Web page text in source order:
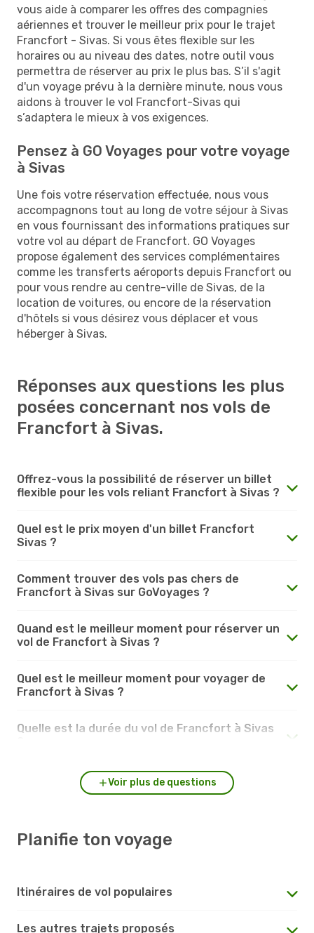
vous aide à comparer les offres des compagnies
aériennes et trouver le meilleur prix pour le trajet
Francfort - Sivas. Si vous êtes flexible sur les
horaires ou au niveau des dates, notre outil vous
permettra de réserver au prix le plus bas. S’il s'agit
d'un voyage prévu à la dernière minute, nous vous
aidons à trouver le vol Francfort-Sivas qui
s’adaptera le mieux à vos exigences.
Pensez à GO Voyages pour votre voyage
à Sivas
Une fois votre réservation effectuée, nous vous
accompagnons tout au long de votre séjour à Sivas
en vous fournissant des informations pratiques sur
votre vol au départ de Francfort. GO Voyages
propose également des services complémentaires
comme les transferts aéroports depuis Francfort ou
pour vous rendre au centre-ville de Sivas, de la
location de voitures, ou encore de la réservation
d'hôtels si vous désirez vous déplacer et vous
héberger à Sivas.
Réponses aux questions les plus
posées concernant nos vols de
Francfort à Sivas.
Offrez-vous la possibilité de réserver un billet
flexible pour les vols reliant Francfort à Sivas ?
Quel est le prix moyen d'un billet Francfort
Sivas ?
Comment trouver des vols pas chers de
Francfort à Sivas sur GoVoyages ?
Quand est le meilleur moment pour réserver un
vol de Francfort à Sivas ?
Quel est le meilleur moment pour voyager de
Francfort à Sivas ?
Quelle est la durée du vol de Francfort à Sivas
Voir plus de questions
Planifie ton voyage
Itinéraires de vol populaires
Les autres trajets proposés